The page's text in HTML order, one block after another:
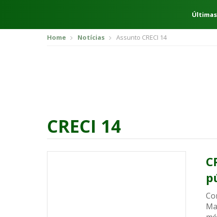
Home Notícias Assunto CRECI 14
CRECI 14